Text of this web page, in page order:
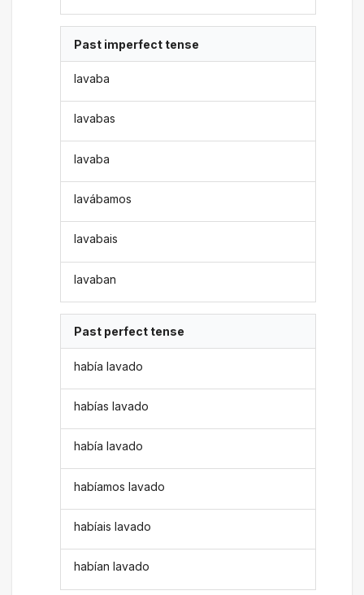
Past imperfect tense
lavaba
lavabas
lavaba
lavábamos
lavabais
lavaban
Past perfect tense
había lavado
habías lavado
había lavado
habíamos lavado
habíais lavado
habían lavado